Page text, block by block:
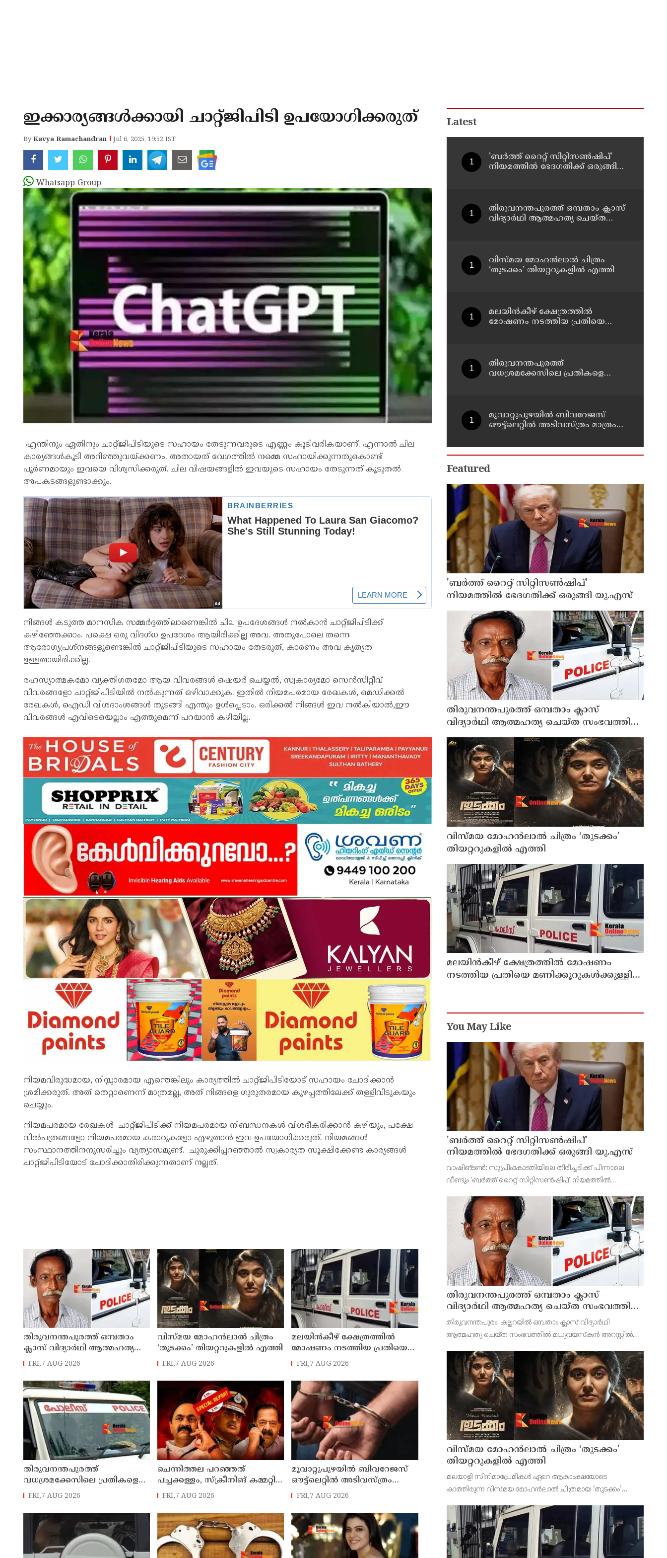
ഇക്കാര്യങ്ങൾക്കായി ചാറ്റ്ജിപിടി ഉപയോഗിക്കരുത്
ByKavya Ramachandran Jul 6, 2025, 19:52 IST
Whatsapp Group
എന്തിനും ഏതിനും ചാറ്റ്ജിപിടിയുടെ സഹായം തേടുന്നവരുടെ എണ്ണം കൂടിവരികയാണ്. എന്നാൽ ചില
കാര്യങ്ങൾകൂടി അറിഞ്ഞുവയ്ക്കണം. അതായത് വേഗത്തിൽ നമ്മെ സഹായിക്കുന്നതുകൊണ്ട്
പൂർണമായും ഇവയെ വിശ്വസിക്കരുത്. ചില വിഷയങ്ങളിൽ ഇവയുടെ സഹായം തേടുന്നത് കൂടുതൽ
അപകടങ്ങളുണ്ടാക്കും.
നിങ്ങൾ കടുത്ത മാനസിക സമ്മർദ്ദത്തിലാണെങ്കിൽ ചില ഉപദേശങ്ങൾ നൽകാൻ ചാറ്റ്ജിപിടിക്ക്
കഴിഞ്ഞേക്കാം. പക്ഷെ ഒരു വിദഗ്ധ ഉപദേശം ആയിരിക്കില്ല അവ. അതുപോലെ തന്നെ
ആരോഗ്യപ്രശ്‌നങ്ങളുണ്ടെങ്കിൽ ചാറ്റ്ജിപിടിയുടെ സഹായം തേടരുത്, കാരണം അവ കൃത്യത
ഉള്ളതായിരിക്കില്ല.
രഹസ്യാത്മകമോ വ്യക്തിഗതമോ ആയ വിവരങ്ങൾ ഷെയർ ചെയ്യൽ, സ്വകാര്യമോ സെൻസിറ്റീവ്
വിവരങ്ങളോ ചാറ്റ്ജിപിടിയിൽ നൽകുന്നത് ഒഴിവാക്കുക. ഇതിൽ നിയമപരമായ രേഖകൾ, മെഡിക്കൽ
രേഖകൾ, ഐഡി വിശദാംശങ്ങൾ തുടങ്ങി എന്തും ഉൾപ്പെടാം. ഒരിക്കൽ നിങ്ങൾ ഇവ നൽകിയാൽ,ഈ
വിവരങ്ങൾ എവിടെയെല്ലാം എത്തുമെന്ന് പറയാൻ കഴിയില്ല.
നിയമവിരുദ്ധമായ, നിസ്സാരമായ എന്തെങ്കിലും കാര്യത്തിൽ ചാറ്റ്ജിപിടിയോട് സഹായം ചോദിക്കാൻ
ശ്രമിക്കരുത്. അത് തെറ്റാണെന്ന് മാത്രമല്ല, അത് നിങ്ങളെ ഗുരുതരമായ കുഴപ്പത്തിലേക്ക് തള്ളിവിടുകയും
ചെയ്യും.
നിയമപരമായ രേഖകൾ ചാറ്റ്ജിപിടിക്ക് നിയമപരമായ നിബന്ധനകൾ വിശദീകരിക്കാൻ കഴിയും, പക്ഷേ
വിൽപത്രങ്ങളോ നിയമപരമായ കരാറുകളോ എഴുതാൻ ഇവ ഉപയോഗിക്കരുത്. നിയമങ്ങൾ
സംസ്ഥാനത്തിനനുസരിച്ചും വ്യത്യാസമുണ്ട്. ചുരുക്കിപ്പറഞ്ഞാൽ സ്വകാര്യത സൂക്ഷിക്കേണ്ട കാര്യങ്ങൾ
ചാറ്റ്ജിപിടിയോട് ചോദിക്കാതിരിക്കുന്നതാണ് നല്ലത്.
തിരുവനന്തപുരത്ത് ഒമ്പതാം
ക്ലാസ് വിദ്യാർഥി ആത്മഹത്യ
ചെയ്ത സംഭവത്തിൽ
FRI,7 AUG 2026
വിസ്മയ മോഹൻലാൽ ചിത്രം
‘തുടക്കം’ തിയറ്ററുകളിൽ എത്തി
FRI,7 AUG 2026
മലയിൻകീഴ് ക്ഷേത്രത്തിൽ
മോഷണം നടത്തിയ പ്രതിയെ
മണിക്കൂറുകൾക്കുള്ളിൽ
FRI,7 AUG 2026
തിരുവനന്തപുരത്ത്
വധശ്രമക്കേസിലെ പ്രതികളെ
പിടികൂടാൻ ശ്രമിക്കുന്നതിനിടെ
പൊലീസിന് നേരെ ക്രൂരമായ
ആക്രമണം
FRI,7 AUG 2026
ചെന്നിത്തല പറഞ്ഞത്
പച്ചക്കള്ളം, സ്‌ക്രീനിങ് കമ്മറ്റി
കാലാവധി കഴിഞ്ഞത്,
തെറിക്കുമോ മന്ത്രിയുടെയും
കസേര ?
FRI,7 AUG 2026
മൂവാറ്റുപുഴയിൽ ബിവറേജസ്
ഔട്ട്‌ലെറ്റിൽ അടിവസ്ത്രം
മാത്രം ധരിച്ച് മോഷണത്തിന്
കയറിയ പ്രതി പിടിയിൽ
FRI,7 AUG 2026
Latest
'ബർത്ത് റൈറ്റ് സിറ്റിസൺഷിപ്'
നിയമത്തിൽ ഭേദഗതിക്ക് ഒരുങ്ങി
തിരുവനന്തപുരത്ത് ഒമ്പതാം ക്ലാസ്
വിദ്യാർഥി ആത്മഹത്യ ചെയ്ത
വിസ്മയ മോഹൻലാൽ ചിത്രം
‘തുടക്കം’ തിയറ്ററുകളിൽ എത്തി
മലയിൻകീഴ് ക്ഷേത്രത്തിൽ
മോഷണം നടത്തിയ പ്രതിയെ
തിരുവനന്തപുരത്ത്
വധശ്രമക്കേസിലെ പ്രതികളെ
മൂവാറ്റുപുഴയിൽ ബിവറേജസ്
ഔട്ട്‌ലെറ്റിൽ അടിവസ്ത്രം മാത്രം
പ്രതി പിടിയിൽ
Featured
'ബർത്ത് റൈറ്റ് സിറ്റിസൺഷിപ്'
നിയമത്തിൽ ഭേദഗതിക്ക് ഒരുങ്ങി യു.എസ്
തിരുവനന്തപുരത്ത് ഒമ്പതാം ക്ലാസ്
വിദ്യാർഥി ആത്മഹത്യ ചെയ്ത സംഭവത്തിൽ
മധ്യവയസ്കൻ അറസ്റ്റിൽ
വിസ്മയ മോഹൻലാൽ ചിത്രം ‘തുടക്കം’
തിയറ്ററുകളിൽ എത്തി
മലയിൻകീഴ് ക്ഷേത്രത്തിൽ മോഷണം
നടത്തിയ പ്രതിയെ മണിക്കൂറുകൾക്കുള്ളിൽ
You May Like
'ബർത്ത് റൈറ്റ് സിറ്റിസൺഷിപ്'
നിയമത്തിൽ ഭേദഗതിക്ക് ഒരുങ്ങി യു.എസ്
വാഷിങ്ടൺ: സുപ്രീംകോടതിയിലെ തിരിച്ചടിക്ക് പിന്നാലെ
വീണ്ടും 'ബർത്ത് റൈറ്റ് സിറ്റിസൺഷിപ്' നിയമത്തിൽ
യു.എസ് ഭരണഘടനയുടെ 14 ആം ഭേദഗതി പ്രകാരം
അമേരിക്കൻ
തിരുവനന്തപുരത്ത് ഒമ്പതാം ക്ലാസ്
വിദ്യാർഥി ആത്മഹത്യ ചെയ്ത സംഭവത്തിൽ
മധ്യവയസ്കൻ അറസ്റ്റിൽ
തിരുവനന്തപുരം: കല്ലറയിൽ ഒമ്പതാം ക്ലാസ് വിദ്യാർഥി
ആത്മഹത്യ ചെയ്ത സംഭവത്തിൽ മധ്യവയസ്കൻ അറസ്റ്റിൽ.
പിടിയിലായത്. ഇയാൾക്കെതിരെ പോക്സോ നിയമപ്രകാരമാണ്
കേസെടുത്തി
വിസ്മയ മോഹൻലാൽ ചിത്രം ‘തുടക്കം’
തിയറ്ററുകളിൽ എത്തി
മലയാളി സിനിമാപ്രേമികൾ ഏറെ ആകാംക്ഷയോടെ
കാത്തിരുന്ന വിസ്മയ മോഹൻലാൽ ചിത്രമായ ‘തുടക്കം’
സംവിധാനം ചെയ്ത് ആശിർവാദ് സിനിമാസിന്റെ ബാനറിൽ
ആന്റണി പെരുമ്പാവൂർ